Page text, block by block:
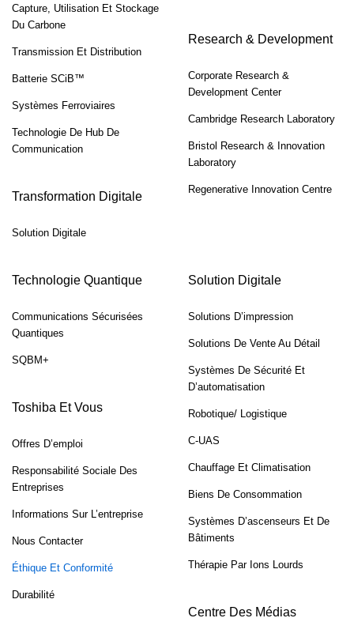
Capture, Utilisation Et Stockage
Du Carbone
Transmission Et Distribution
Batterie SCiB™
Systèmes Ferroviaires
Technologie De Hub De
Communication
Transformation Digitale
Solution Digitale
Research & Development
Corporate Research &
Development Center
Cambridge Research Laboratory
Bristol Research & Innovation
Laboratory
Regenerative Innovation Centre
Technologie Quantique
Communications Sécurisées
Quantiques
SQBM+
Toshiba Et Vous
Offres D’emploi
Responsabilité Sociale Des
Entreprises
Informations Sur L’entreprise
Nous Contacter
Éthique Et Conformité
Durabilité
Solution Digitale
Solutions D’impression
Solutions De Vente Au Détail
Systèmes De Sécurité Et
D’automatisation
Robotique/ Logistique
C-UAS
Chauffage Et Climatisation
Biens De Consommation
Systèmes D’ascenseurs Et De
Bâtiments
Thérapie Par Ions Lourds
Centre Des Médias